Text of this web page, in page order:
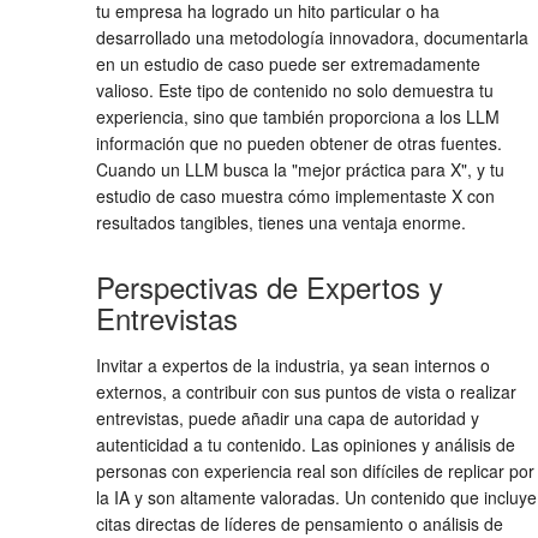
tu empresa ha logrado un hito particular o ha
desarrollado una metodología innovadora, documentarla
en un estudio de caso puede ser extremadamente
valioso. Este tipo de contenido no solo demuestra tu
experiencia, sino que también proporciona a los LLM
información que no pueden obtener de otras fuentes.
Cuando un LLM busca la "mejor práctica para X", y tu
estudio de caso muestra cómo implementaste X con
resultados tangibles, tienes una ventaja enorme.
Perspectivas de Expertos y
Entrevistas
Invitar a expertos de la industria, ya sean internos o
externos, a contribuir con sus puntos de vista o realizar
entrevistas, puede añadir una capa de autoridad y
autenticidad a tu contenido. Las opiniones y análisis de
personas con experiencia real son difíciles de replicar por
la IA y son altamente valoradas. Un contenido que incluye
citas directas de líderes de pensamiento o análisis de